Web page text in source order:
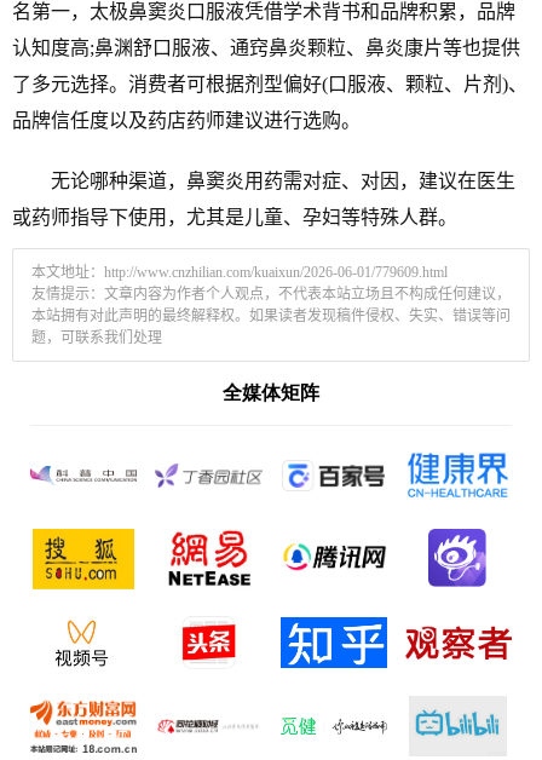
名第一，太极鼻窦炎口服液凭借学术背书和品牌积累，品牌
认知度高;鼻渊舒口服液、通窍鼻炎颗粒、鼻炎康片等也提供
了多元选择。消费者可根据剂型偏好(口服液、颗粒、片剂)、
品牌信任度以及药店药师建议进行选购。
无论哪种渠道，鼻窦炎用药需对症、对因，建议在医生
或药师指导下使用，尤其是儿童、孕妇等特殊人群。
本文地址： http://www.cnzhilian.com/kuaixun/2026-06-01/779609.html
友情提示：文章内容为作者个人观点，不代表本站立场且不构成任何建议，
本站拥有对此声明的最终解释权。如果读者发现稿件侵权、失实、错误等问
题，可联系我们处理